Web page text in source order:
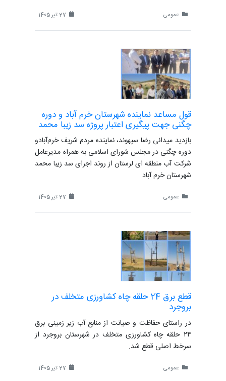
عمومی
قول مساعد نماینده شهرستان خرم آباد و دوره
چگنی جهت پیگیری اعتبار پروژه سد زیبا محمد
بازدید میدانی رضا سپهوند، نماینده مردم شریف خرم‌آبادو
دوره چگنی در مجلس شورای اسلامی به همراه مدیرعامل
شرکت آب منطقه ای لرستان از روند اجرای سد زیبا محمد
شهرستان خرم آباد
عمومی
قطع برق 24 حلقه چاه کشاورزی متخلف در
بروجرد
در راستای حفاظت و صیانت از منابع آب زیر زمینی برق
۲۴ حلقه چاه کشاورزی متخلف در شهرستان بروجرد از
سرخط اصلی قطع شد.
عمومی